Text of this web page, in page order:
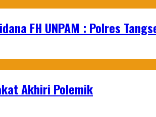
FH UNPAM : Polres
Akhiri Polemik